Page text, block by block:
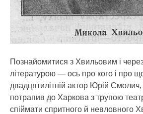
Познайомитися з Хвильовим і
літературою — ось про кого і про
двадцятилітній актор Юрій
потрапив до Харкова з трупою
спіймати спритного й невловного